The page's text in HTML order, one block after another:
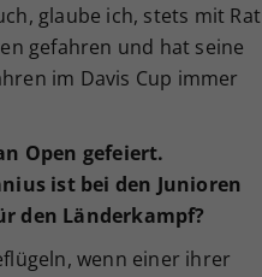
glaube ich, stets mit Rat
gefahren und hat seine
im Davis Cup immer
Open gefeiert.
ist bei den Junioren
den Länderkampf?
wenn einer ihrer